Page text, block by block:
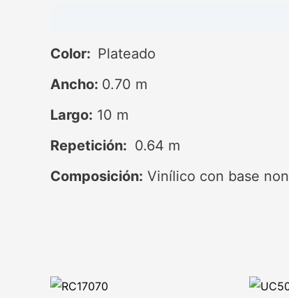
Color: Plateado
Ancho: 0.70 m
Largo: 10 m
Repetición: 0.64 m
Composición: Vinílico con base